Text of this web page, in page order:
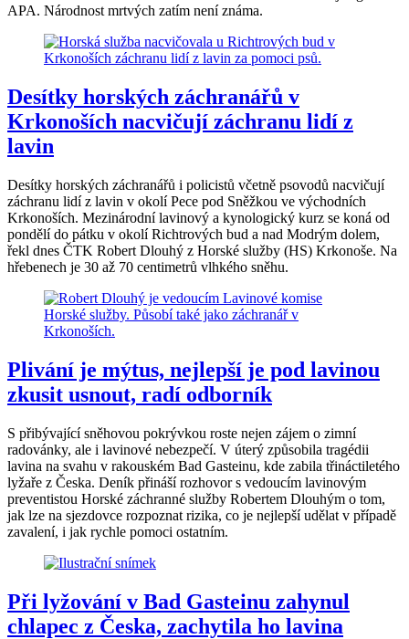
APA. Národnost mrtvých zatím není známa.
Desítky horských záchranářů v
Krkonoších nacvičují záchranu lidí z
lavin
Desítky horských záchranářů i policistů včetně psovodů nacvičují
záchranu lidí z lavin v okolí Pece pod Sněžkou ve východních
Krkonoších. Mezinárodní lavinový a kynologický kurz se koná od
pondělí do pátku v okolí Richtrových bud a nad Modrým dolem,
řekl dnes ČTK Robert Dlouhý z Horské služby (HS) Krkonoše. Na
hřebenech je 30 až 70 centimetrů vlhkého sněhu.
Plivání je mýtus, nejlepší je pod lavinou
zkusit usnout, radí odborník
S přibývající sněhovou pokrývkou roste nejen zájem o zimní
radovánky, ale i lavinové nebezpečí. V úterý způsobila tragédii
lavina na svahu v rakouském Bad Gasteinu, kde zabila třináctiletého
lyžaře z Česka. Deník přináší rozhovor s vedoucím lavinovým
preventistou Horské záchranné služby Robertem Dlouhým o tom,
jak lze na sjezdovce rozpoznat rizika, co je nejlepší udělat v případě
zavalení, i jak rychle pomoci ostatním.
Při lyžování v Bad Gasteinu zahynul
chlapec z Česka, zachytila ho lavina